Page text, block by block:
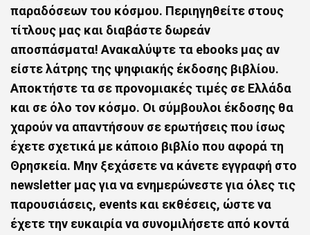
παραδόσεων του κόσμου. Περιηγηθείτε στους
τίτλους μας και διαβάστε δωρεάν
αποσπάσματα! Ανακαλύψτε τα ebooks μας αν
είστε λάτρης της ψηφιακής έκδοσης βιβλίου.
Αποκτήστε τα σε προνομιακές τιμές σε Ελλάδα
και σε όλο τον κόσμο. Οι σύμβουλοι έκδοσης θα
χαρούν να απαντήσουν σε ερωτήσεις που ίσως
έχετε σχετικά με κάποιο βιβλίο που αφορά τη
Θρησκεία. Mην ξεχάσετε να κάνετε εγγραφή στο
newsletter μας για να ενημερώνεστε για όλες τις
παρουσιάσεις, events και εκθέσεις, ώστε να
έχετε την ευκαιρία να συνομιλήσετε από κοντά